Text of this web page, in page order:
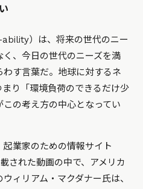
）は、将来の世代のニー
、今日の世代のニーズを満
す言葉だ。地球に対するネ
り「環境負荷のできるだけ少
の考え方の中心となってい
業家のための情報サイト
された動画の中で、アメリカ
ィリアム・マクダナー氏は、